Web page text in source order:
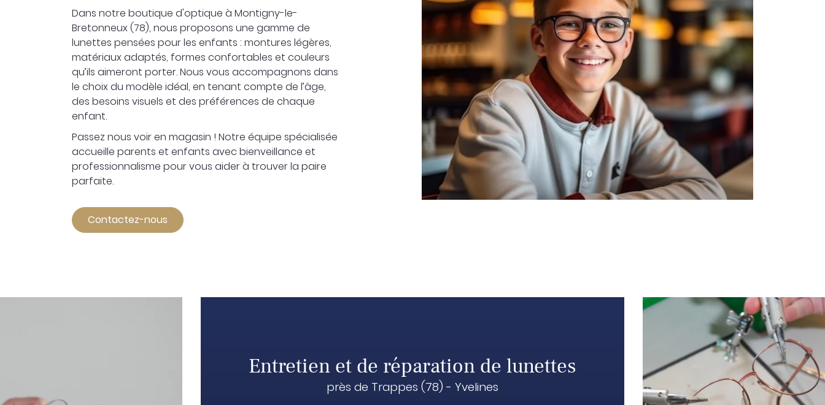
Dans notre boutique d'optique à Montigny-le-
Bretonneux (78), nous proposons une gamme de
lunettes pensées pour les enfants : montures légères,
matériaux adaptés, formes confortables et couleurs
qu’ils aimeront porter. Nous vous accompagnons dans
le choix du modèle idéal, en tenant compte de l’âge,
des besoins visuels et des préférences de chaque
enfant.
Passez nous voir en magasin ! Notre équipe spécialisée
accueille parents et enfants avec bienveillance et
professionnalisme pour vous aider à trouver la paire
parfaite.
Contactez-nous
Entretien et de réparation de lunettes
près de Trappes (78) - Yvelines